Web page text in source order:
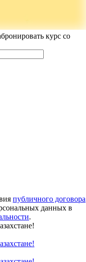
курс со
публичного договора
данных в
.